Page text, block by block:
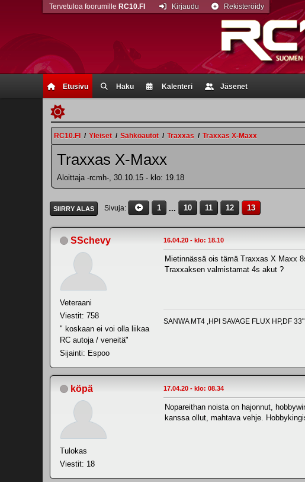
Etusivu Haku Kalenteri Jäsenet
Tervetuloa foorumille RC10.FI Kirjaudu Rekisteröidy
RC10.FI / Yleiset / Sähköautot / Traxxas / Traxxas X-Maxx
Traxxas X-Maxx
Aloittaja -rcmh-, 30.10.15 - klo: 19.18
SIIRRY ALAS Sivuja 1 ... 10 11 12 13
SSchevy
Veteraani
Viestit: 758
" koskaan ei voi olla liikaa
RC autoja / veneitä"
Sijainti: Espoo
16.04.20 - klo: 18.10
Mietinnässä ois tämä Traxxas X Maxx
Traxxaksen valmistamat 4s akut ?
SANWA MT4 ,HPI SAVAGE FLUX HP,DF
köpä
Tulokas
Viestit: 18
17.04.20 - klo: 08.34
Nopareithan noista on hajonnut,
kanssa ollut, mahtava vehje.